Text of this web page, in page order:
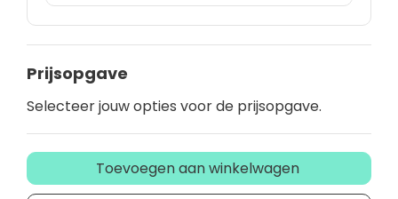
Prijsopgave
Selecteer jouw opties voor de prijsopgave.
Toevoegen aan winkelwagen